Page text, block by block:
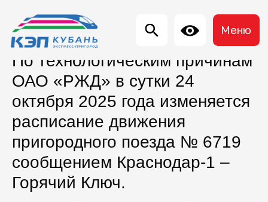
По технологическим причинам
ОАО «РЖД» в сутки 24
октября 2025 года изменяется
расписание движения
пригородного поезда № 6719
сообщением Краснодар-1 –
Горячий Ключ.